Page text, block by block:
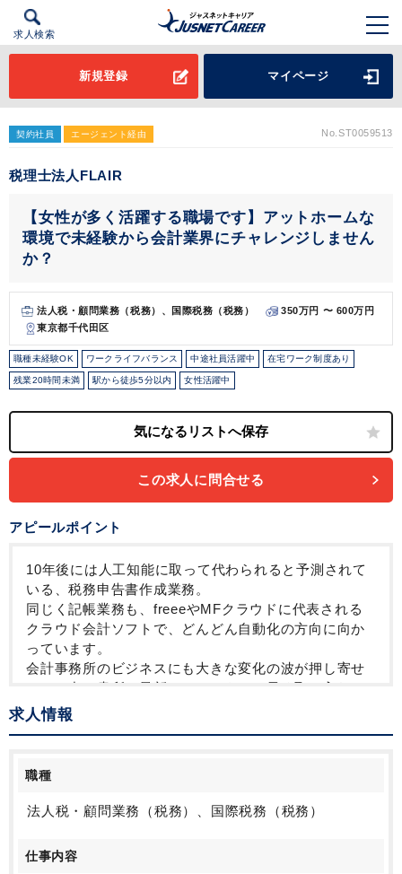
求人検索
新規登録 マイページ
契約社員 エージェント経由 No.ST0059513
税理士法人FLAIR
【女性が多く活躍する職場です】アットホームな
環境で未経験から会計業界にチャレンジしません
か？
法人税・顧問業務（税務）、国際税務（税務）
350万円 〜 600万円
東京都千代田区
職種未経験OK ワークライフバランス 中途社員活躍中 在宅ワーク制度あり
残業20時間未満 駅から徒歩5分以内 女性活躍中
この求人に問合せる
アピールポイント
10年後には人工知能に取って代わられると予測されて
いる、税務申告書作成業務。
同じく記帳業務も、freeeやMFクラウドに代表される
クラウド会計ソフトで、どんどん自動化の方向に向か
っています。
会計事務所のビジネスにも大きな変化の波が押し寄せ
ている中、貴所は最新のツールをいち早く取り入れ、
より付加価値の高い業務にシフトし、今も日々、その
チャレンジは絶えることはありません。
新しいことに挑戦するのが好きで、やりがいのある仕
事をしたい方は、ぜひご応募いただければと思いま
す。
能です。
スタッフ全17名というアットホームな環境と、ワー
求人情報
職種
法人税・顧問業務（税務）、国際税務（税務）
仕事内容